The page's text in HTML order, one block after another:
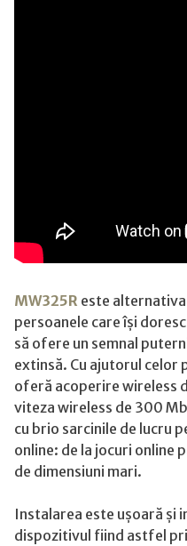
MW325R este
persoanele care își
să ofere un semnal
extinsă. Cu ajutorul celor
oferă acoperire wireless
viteza wireless de 300
cu brio sarcinile de lucru
online: de la jocuri online
de dimensiuni mari.
Instalarea este ușoară și
dispozitivul fiind astfel